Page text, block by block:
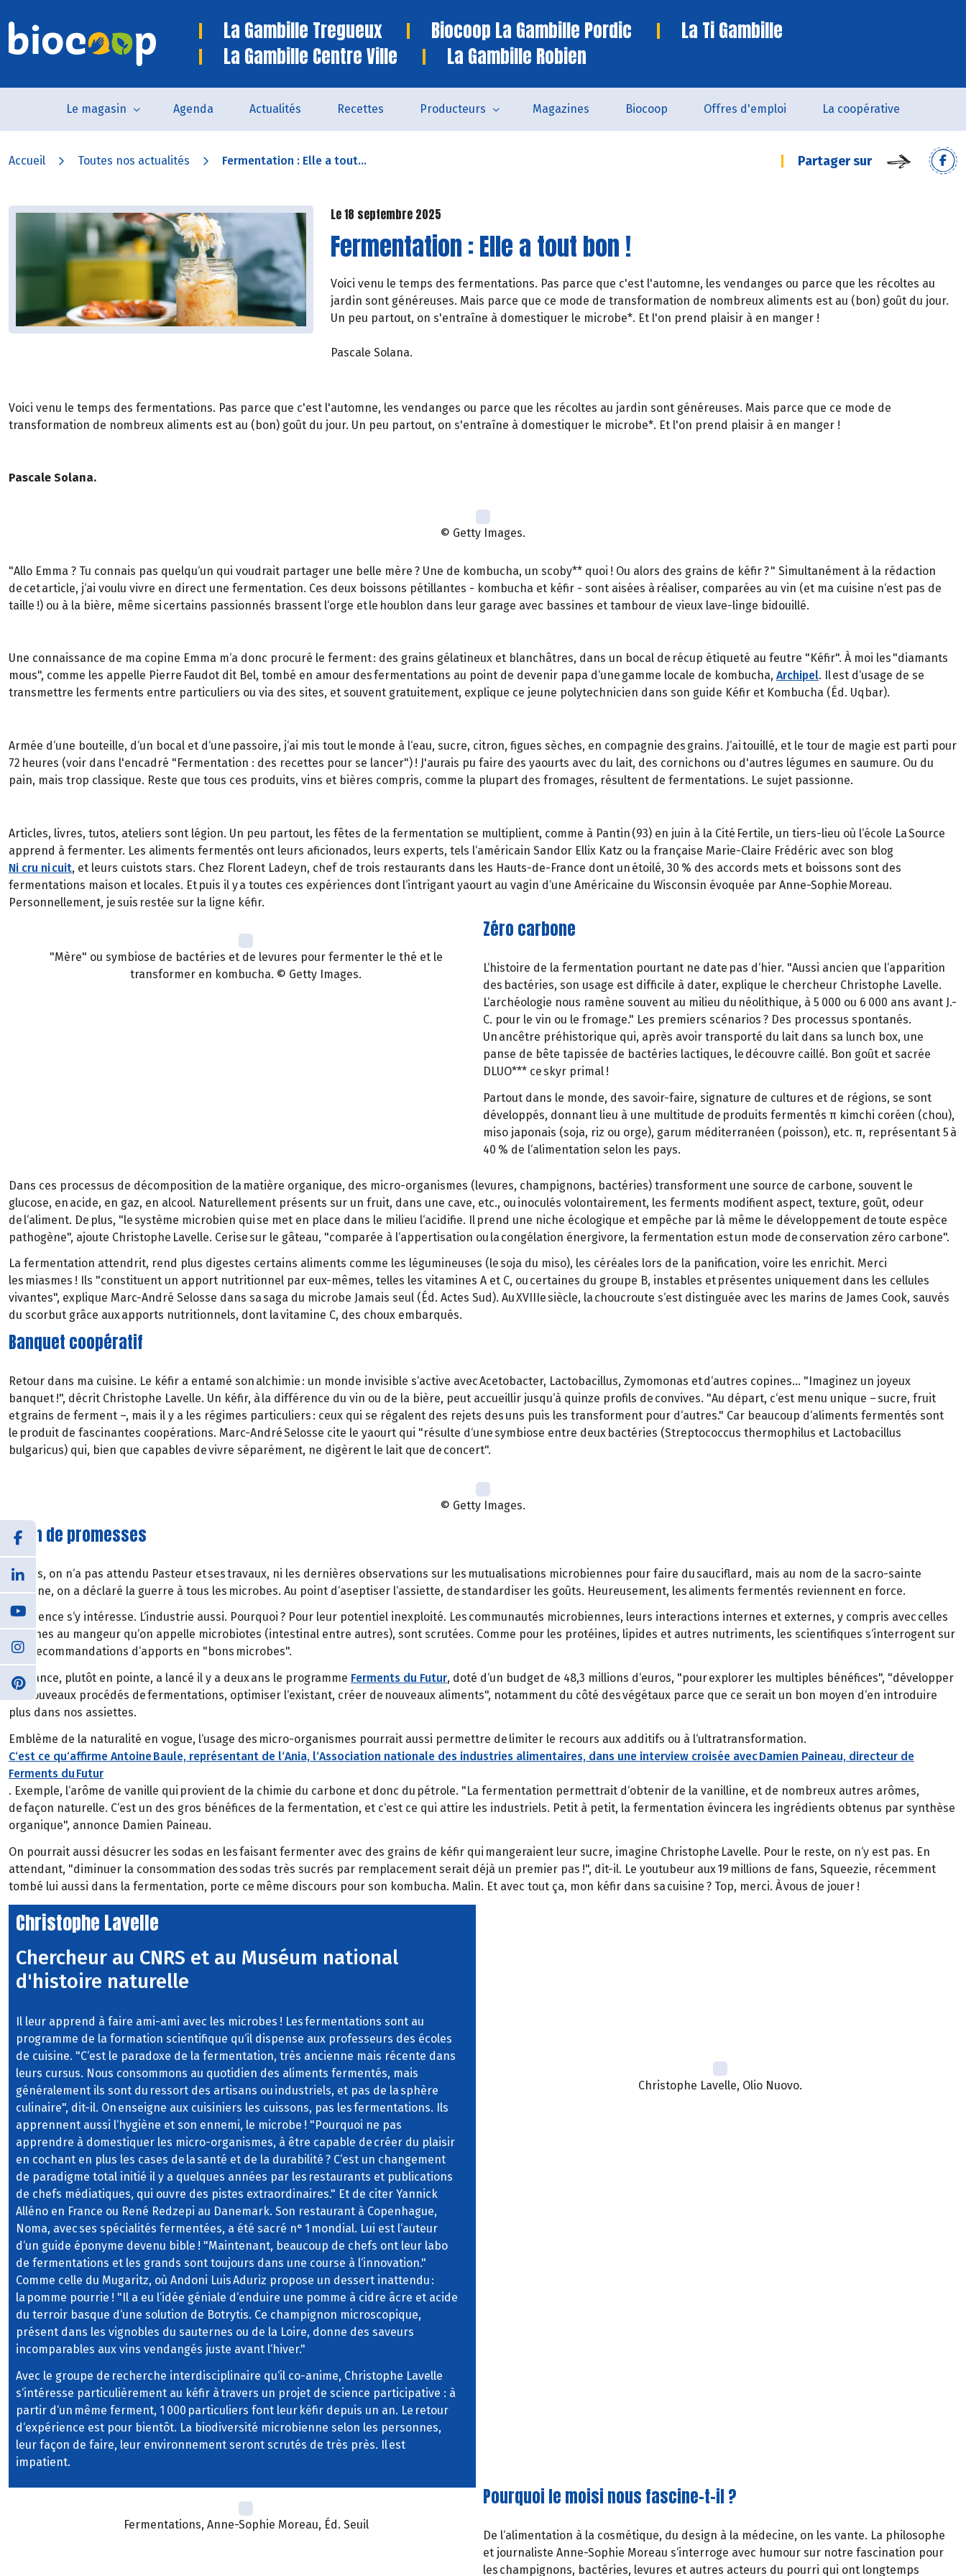
La Gambille Tregueux Biocoop La Gambille Pordic
La Ti Gambille
La Gambille Centre Ville
La Gambille Robien
Le magasin Agenda Actualités Recettes Producteurs Magazines Biocoop Offres d'emploi La coopérative
Accueil Toutes nos actualités Fermentation : Elle a tout... Partager sur
Le 18 septembre 2025
Fermentation : Elle a tout bon !
Voici venu le temps des fermentations. Pas parce que c'est l'automne, les vendanges ou parce que les récoltes au
jardin sont généreuses. Mais parce que ce mode de transformation de nombreux aliments est au (bon) goût du jour.
Un peu partout, on s'entraîne à domestiquer le microbe*. Et l'on prend plaisir à en manger !
Pascale Solana.
Voici venu le temps des fermentations. Pas parce que c'est l'automne, les vendanges ou parce que les récoltes au jardin sont généreuses. Mais parce que ce mode de
transformation de nombreux aliments est au (bon) goût du jour. Un peu partout, on s'entraîne à domestiquer le microbe*. Et l'on prend plaisir à en manger !
Pascale Solana.
© Getty Images.
"Allo Emma ? Tu connais pas quelqu‘un qui voudrait partager une belle mère ? Une de kombucha, un scoby** quoi ! Ou alors des grains de kéfir ? " Simultanément à la rédaction
de cet article, j‘ai voulu vivre en direct une fermentation. Ces deux boissons pétillantes - kombucha et kéfir - sont aisées à réaliser, comparées au vin (et ma cuisine n‘est pas de
taille !) ou à la bière, même si certains passionnés brassent l‘orge et le houblon dans leur garage avec bassines et tambour de vieux lave-linge bidouillé.
Une connaissance de ma copine Emma m‘a donc procuré le ferment : des grains gélatineux et blanchâtres, dans un bocal de récup étiqueté au feutre "Kéfir". À moi les "diamants
mous", comme les appelle Pierre Faudot dit Bel, tombé en amour des fermentations au point de devenir papa d‘une gamme locale de kombucha, Archipel. Il est d‘usage de se
transmettre les ferments entre particuliers ou via des sites, et souvent gratuitement, explique ce jeune polytechnicien dans son guide Kéfir et Kombucha (Éd. Uqbar).
Armée d‘une bouteille, d‘un bocal et d‘une passoire, j‘ai mis tout le monde à l‘eau, sucre, citron, figues sèches, en compagnie des grains. J‘ai touillé, et le tour de magie est parti pour
72 heures (voir dans l'encadré "Fermentation : des recettes pour se lancer") ! J'aurais pu faire des yaourts avec du lait, des cornichons ou d'autres légumes en saumure. Ou du
pain, mais trop classique. Reste que tous ces produits, vins et bières compris, comme la plupart des fromages, résultent de fermentations. Le sujet passionne.
Articles, livres, tutos, ateliers sont légion. Un peu partout, les fêtes de la fermentation se multiplient, comme à Pantin (93) en juin à la Cité Fertile, un tiers-lieu où l‘école La Source
apprend à fermenter. Les aliments fermentés ont leurs aficionados, leurs experts, tels l‘américain Sandor Ellix Katz ou la française Marie-Claire Frédéric avec son blog
Ni cru ni cuit, et leurs cuistots stars. Chez Florent Ladeyn, chef de trois restaurants dans les Hauts-de-France dont un étoilé, 30 % des accords mets et boissons sont des
fermentations maison et locales. Et puis il y a toutes ces expériences dont l‘intrigant yaourt au vagin d‘une Américaine du Wisconsin évoquée par Anne-Sophie Moreau.
Personnellement, je suis restée sur la ligne kéfir.
"Mère" ou symbiose de bactéries et de levures pour fermenter le thé et le
transformer en kombucha. © Getty Images.
Zéro carbone
L‘histoire de la fermentation pourtant ne date pas d‘hier. "Aussi ancien que l‘apparition
des bactéries, son usage est difficile à dater, explique le chercheur Christophe Lavelle.
L‘archéologie nous ramène souvent au milieu du néolithique, à 5 000 ou 6 000 ans avant J.-
C. pour le vin ou le fromage." Les premiers scénarios ? Des processus spontanés.
Un ancêtre préhistorique qui, après avoir transporté du lait dans sa lunch box, une
panse de bête tapissée de bactéries lactiques, le découvre caillé. Bon goût et sacrée
DLUO*** ce skyr primal !
Partout dans le monde, des savoir-faire, signature de cultures et de régions, se sont
développés, donnant lieu à une multitude de produits fermentés π kimchi coréen (chou),
miso japonais (soja, riz ou orge), garum méditerranéen (poisson), etc. π, représentant 5 à
40 % de l‘alimentation selon les pays.
Dans ces processus de décomposition de la matière organique, des micro-organismes (levures, champignons, bactéries) transforment une source de carbone, souvent le
glucose, en acide, en gaz, en alcool. Naturellement présents sur un fruit, dans une cave, etc., ou inoculés volontairement, les ferments modifient aspect, texture, goût, odeur
de l‘aliment. De plus, "le système microbien qui se met en place dans le milieu l‘acidifie. Il prend une niche écologique et empêche par là même le développement de toute espèce
pathogène", ajoute Christophe Lavelle. Cerise sur le gâteau, "comparée à l‘appertisation ou la congélation énergivore, la fermentation est un mode de conservation zéro carbone".
La fermentation attendrit, rend plus digestes certains aliments comme les légumineuses (le soja du miso), les céréales lors de la panification, voire les enrichit. Merci
les miasmes ! Ils "constituent un apport nutritionnel par eux-mêmes, telles les vitamines A et C, ou certaines du groupe B, instables et présentes uniquement dans les cellules
vivantes", explique Marc-André Selosse dans sa saga du microbe Jamais seul (Éd. Actes Sud). Au XVIIIe siècle, la choucroute s‘est distinguée avec les marins de James Cook, sauvés
du scorbut grâce aux apports nutritionnels, dont la vitamine C, des choux embarqués.
Banquet coopératif
Retour dans ma cuisine. Le kéfir a entamé son alchimie : un monde invisible s‘active avec Acetobacter, Lactobacillus, Zymomonas et d‘autres copines... "Imaginez un joyeux
banquet !", décrit Christophe Lavelle. Un kéfir, à la différence du vin ou de la bière, peut accueillir jusqu‘à quinze profils de convives. "Au départ, c‘est menu unique – sucre, fruit
et grains de ferment –, mais il y a les régimes particuliers : ceux qui se régalent des rejets des uns puis les transforment pour d‘autres." Car beaucoup d‘aliments fermentés sont
le produit de fascinantes coopérations. Marc-André Selosse cite le yaourt qui "résulte d‘une symbiose entre deux bactéries (Streptococcus thermophilus et Lactobacillus
bulgaricus) qui, bien que capables de vivre séparément, ne digèrent le lait que de concert".
© Getty Images.
Plein de promesses
Certes, on n‘a pas attendu Pasteur et ses travaux, ni les dernières observations sur les mutualisations microbiennes pour faire du sauciflard, mais au nom de la sacro-sainte
hygiène, on a déclaré la guerre à tous les microbes. Au point d‘aseptiser l‘assiette, de standardiser les goûts. Heureusement, les aliments fermentés reviennent en force.
La science s‘y intéresse. L‘industrie aussi. Pourquoi ? Pour leur potentiel inexploité. Les communautés microbiennes, leurs interactions internes et externes, y compris avec celles
internes au mangeur qu‘on appelle microbiotes (intestinal entre autres), sont scrutées. Comme pour les protéines, lipides et autres nutriments, les scientifiques s‘interrogent sur
des recommandations d‘apports en "bons microbes".
La France, plutôt en pointe, a lancé il y a deux ans le programme Ferments du Futur, doté d‘un budget de 48,3 millions d‘euros, "pour explorer les multiples bénéfices", "développer
de nouveaux procédés de fermentations, optimiser l‘existant, créer de nouveaux aliments", notamment du côté des végétaux parce que ce serait un bon moyen d‘en introduire
plus dans nos assiettes.
Emblème de la naturalité en vogue, l‘usage des micro-organismes pourrait aussi permettre de limiter le recours aux additifs ou à l‘ultratransformation.
C‘est ce qu‘affirme Antoine Baule, représentant de l‘Ania, l‘Association nationale des industries alimentaires, dans une interview croisée avec Damien Paineau, directeur de
Ferments du Futur
. Exemple, l‘arôme de vanille qui provient de la chimie du carbone et donc du pétrole. "La fermentation permettrait d‘obtenir de la vanilline, et de nombreux autres arômes,
de façon naturelle. C‘est un des gros bénéfices de la fermentation, et c‘est ce qui attire les industriels. Petit à petit, la fermentation évincera les ingrédients obtenus par synthèse
organique", annonce Damien Paineau.
On pourrait aussi désucrer les sodas en les faisant fermenter avec des grains de kéfir qui mangeraient leur sucre, imagine Christophe Lavelle. Pour le reste, on n‘y est pas. En
attendant, "diminuer la consommation des sodas très sucrés par remplacement serait déjà un premier pas !", dit-il. Le youtubeur aux 19 millions de fans, Squeezie, récemment
tombé lui aussi dans la fermentation, porte ce même discours pour son kombucha. Malin. Et avec tout ça, mon kéfir dans sa cuisine ? Top, merci. À vous de jouer !
Christophe Lavelle
Chercheur au CNRS et au Muséum national
d'histoire naturelle
Il leur apprend à faire ami-ami avec les microbes ! Les fermentations sont au
programme de la formation scientifique qu‘il dispense aux professeurs des écoles
de cuisine. "C‘est le paradoxe de la fermentation, très ancienne mais récente dans
leurs cursus. Nous consommons au quotidien des aliments fermentés, mais
généralement ils sont du ressort des artisans ou industriels, et pas de la sphère
culinaire", dit-il. On enseigne aux cuisiniers les cuissons, pas les fermentations. Ils
apprennent aussi l‘hygiène et son ennemi, le microbe ! "Pourquoi ne pas
apprendre à domestiquer les micro-organismes, à être capable de créer du plaisir
en cochant en plus les cases de la santé et de la durabilité ? C‘est un changement
de paradigme total initié il y a quelques années par les restaurants et publications
de chefs médiatiques, qui ouvre des pistes extraordinaires." Et de citer Yannick
Alléno en France ou René Redzepi au Danemark. Son restaurant à Copenhague,
Noma, avec ses spécialités fermentées, a été sacré n° 1 mondial. Lui est l‘auteur
d‘un guide éponyme devenu bible ! "Maintenant, beaucoup de chefs ont leur labo
de fermentations et les grands sont toujours dans une course à l‘innovation."
Comme celle du Mugaritz, où Andoni Luis Aduriz propose un dessert inattendu :
la pomme pourrie ! "Il a eu l‘idée géniale d‘enduire une pomme à cidre âcre et acide
du terroir basque d‘une solution de Botrytis. Ce champignon microscopique,
présent dans les vignobles du sauternes ou de la Loire, donne des saveurs
incomparables aux vins vendangés juste avant l‘hiver."
Avec le groupe de recherche interdisciplinaire qu‘il co-anime, Christophe Lavelle
s‘intéresse particulièrement au kéfir à travers un projet de science participative : à
partir d‘un même ferment, 1 000 particuliers font leur kéfir depuis un an. Le retour
d‘expérience est pour bientôt. La biodiversité microbienne selon les personnes,
leur façon de faire, leur environnement seront scrutés de très près. Il est
impatient.
Christophe Lavelle, Olio Nuovo.
Fermentations, Anne-Sophie Moreau, Éd. Seuil
Pourquoi le moisi nous fascine-t-il ?
De l‘alimentation à la cosmétique, du design à la médecine, on les vante. La philosophe
et journaliste Anne-Sophie Moreau s‘interroge avec humour sur notre fascination pour
les champignons, bactéries, levures et autres acteurs du pourri qui ont longtemps